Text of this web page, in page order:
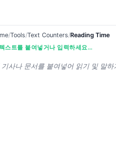
Tools Text Counters Reading Time
스트를 붙여넣거나 입력하세요…